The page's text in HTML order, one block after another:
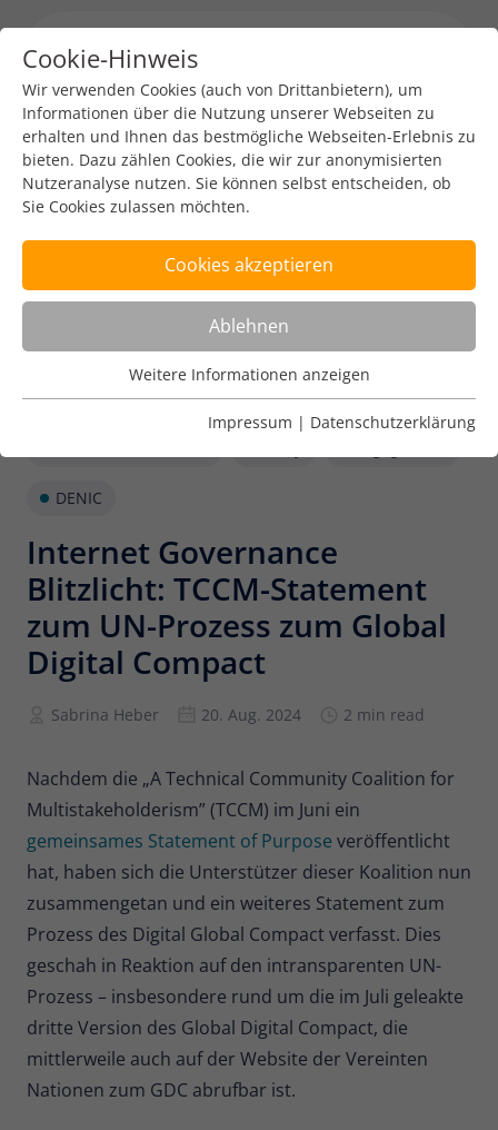
DENIC
Internet Governance
Blitzlicht: TCCM-Statement
zum UN-Prozess zum Global
Digital Compact
Sabrina Heber 20. Aug. 2024 2 min read
Nachdem die „A Technical Community Coalition for
Multistakeholderism” (TCCM) im Juni ein
gemeinsames Statement of Purpose veröffentlicht
hat, haben sich die Unterstützer dieser Koalition nun
zusammengetan und ein weiteres Statement zum
Prozess des Digital Global Compact verfasst. Dies
geschah in Reaktion auf den intransparenten UN-
Prozess – insbesondere rund um die im Juli geleakte
dritte Version des Global Digital Compact, die
mittlerweile auch auf der Website der Vereinten
Nationen zum GDC abrufbar ist.
Cookie-Hinweis
Wir verwenden Cookies (auch von Drittanbietern), um
Informationen über die Nutzung unserer Webseiten zu
erhalten und Ihnen das bestmögliche Webseiten-Erlebnis zu
bieten. Dazu zählen Cookies, die wir zur anonymisierten
Nutzeranalyse nutzen. Sie können selbst entscheiden, ob
Sie Cookies zulassen möchten.
Cookies akzeptieren
Ablehnen
Nutzungsanalyse
Cookies zur Nutzungsanalyse ermöglichen es uns zu
Laufzeit 6 Monate
Zweck
Zur Speicherung der
Attributionsinformationen, des
Referrers, der ursprünglich zum
Name _pk_id
Anbieter Matomo
Laufzeit 13 Monate
Zweck
Wird verwendet, um einige Details über
den Benutzer zu speichern, wie z. B. die
eindeutige Besucher-ID.
Name _pk_ses
Anbieter Matomo
Weitere Informationen anzeigen
Impressum | Datenschutzerklärung